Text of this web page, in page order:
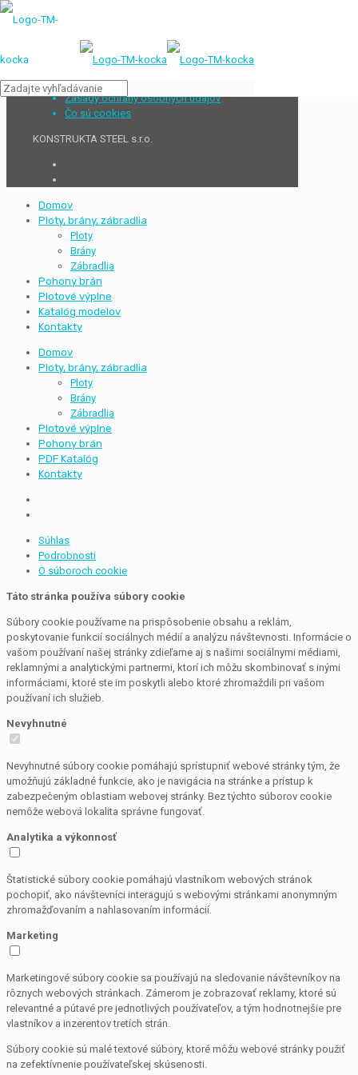
Zásady ochrany osobných údajov
Čo sú cookies
KONSTRUKTA STEEL s.r.o.
Domov
Ploty, brány, zábradlia
Ploty
Brány
Zábradlia
Pohony brán
Plotové výplne
Katalóg modelov
Kontakty
Domov
Ploty, brány, zábradlia
Ploty
Brány
Zábradlia
Plotové výplne
Pohony brán
PDF Katalóg
Kontakty
Súhlas
Podrobnosti
O súboroch cookie
Táto stránka používa súbory cookie
Súbory cookie používame na prispôsobenie obsahu a reklám,
poskytovanie funkcií sociálnych médií a analýzu návštevnosti. Informácie o
vašom používaní našej stránky zdieľame aj s našimi sociálnymi médiami,
reklamnými a analytickými partnermi, ktorí ich môžu skombinovať s inými
informáciami, ktoré ste im poskytli alebo ktoré zhromaždili pri vašom
používaní ich služieb.
Nevyhnutné
Nevyhnutné súbory cookie pomáhajú sprístupniť webové stránky tým, že
umožňujú základné funkcie, ako je navigácia na stránke a prístup k
zabezpečeným oblastiam webovej stránky. Bez týchto súborov cookie
nemôže webová lokalita správne fungovať.
Analytika a výkonnosť
Štatistické súbory cookie pomáhajú vlastníkom webových stránok
pochopiť, ako návštevníci interagujú s webovými stránkami anonymným
zhromažďovaním a nahlasovaním informácií.
Marketing
Marketingové súbory cookie sa používajú na sledovanie návštevníkov na
rôznych webových stránkach. Zámerom je zobrazovať reklamy, ktoré sú
relevantné a pútavé pre jednotlivých používateľov, a tým hodnotnejšie pre
vlastníkov a inzerentov tretích strán.
Súbory cookie sú malé textové súbory, ktoré môžu webové stránky použiť
na zefektívnenie používateľskej skúsenosti.